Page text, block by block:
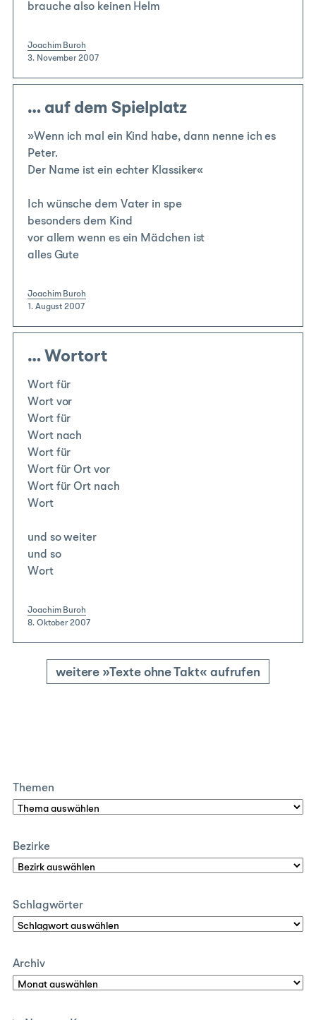
brauche also keinen Helm
Joachim Buroh
3. November 2007
… auf dem Spielplatz
»Wenn ich mal ein Kind habe, dann nenne ich es
Peter.
Der Name ist ein echter Klassiker«
Ich wünsche dem Vater in spe
besonders dem Kind
vor allem wenn es ein Mädchen ist
alles Gute
Joachim Buroh
1. August 2007
… Wortort
Wort für
Wort vor
Wort für
Wort nach
Wort für
Wort für Ort vor
Wort für Ort nach
Wort
und so weiter
und so
Wort
Joachim Buroh
8. Oktober 2007
weitere »Texte ohne Takt« aufrufen
Themen
Bezirke
Schlagwörter
Archiv